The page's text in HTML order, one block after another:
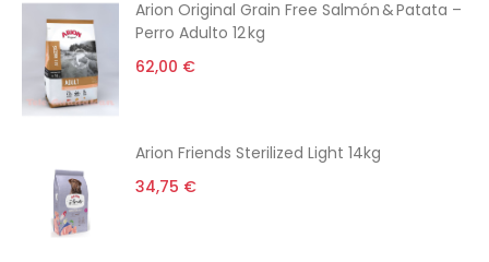
Arion Original Grain Free Salmón & Patata –
Perro Adulto 12 kg
62,00 €
Arion Friends Sterilized Light 14kg
34,75 €